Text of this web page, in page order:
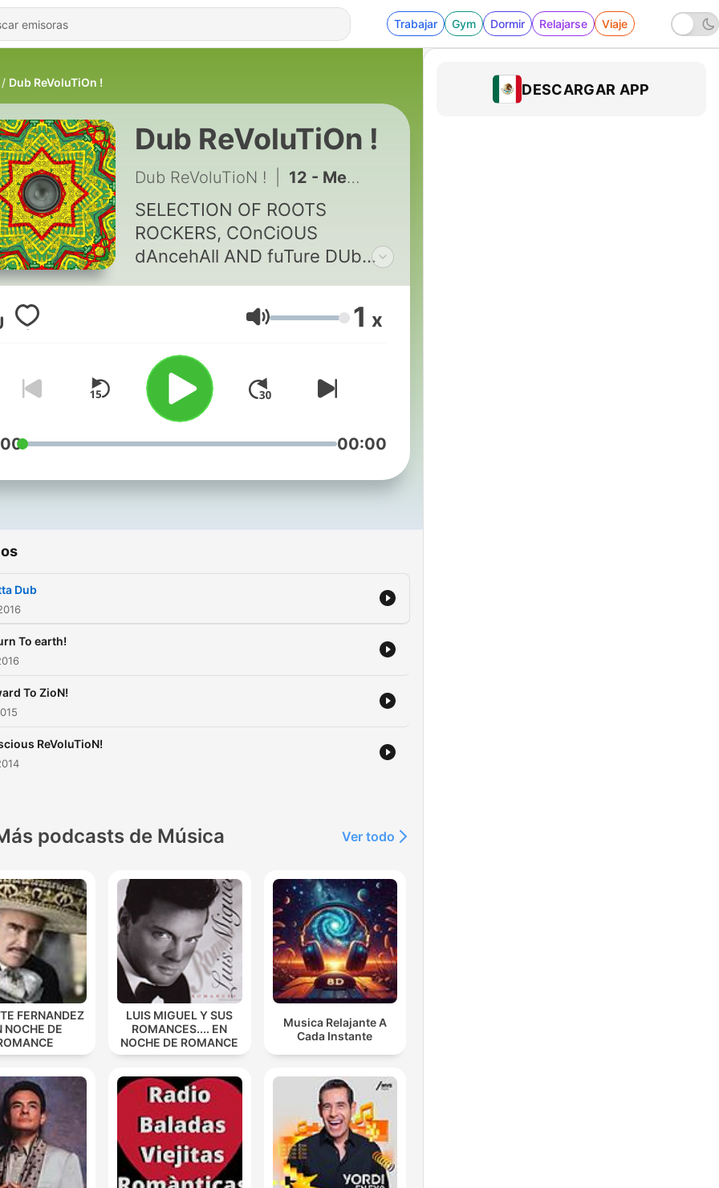
Trabajar Gym Dormir Relajarse Viaje
Dub ReVoluTiOn !
Dub ReVoluTiOn !
Dub ReVoluTioN ! 12 - Metta Dub
SELECTION OF ROOTS
ROCKERS, COnCiOUS
dAncehAll AND fuTure DUb
jAMMiNG on tha versions and
LIVE MIc CHAT with DuB MiX
SPONTANEOUS SOUND
SCAPeS.....UniTy VibraTions to
UniTe all NaTiOns
Volumen 1 x
00:00
Dub
To earth!
To ZioN!
ReVoluTioN!
podcasts de Música Ver todo
FERNANDEZ
NOCHE DE
LUIS MIGUEL Y SUS
ROMANCES.... EN
NOCHE DE ROMANCE
Musica Relajante A
Cada Instante
DESCARGAR APP